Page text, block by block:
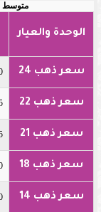
متوسط
الوحدة والعيار
سعر ذهب 24
سعر ذهب 22
سعر ذهب 21
سعر ذهب 18
سعر ذهب 14